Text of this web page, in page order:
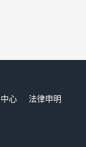
心
法律申明